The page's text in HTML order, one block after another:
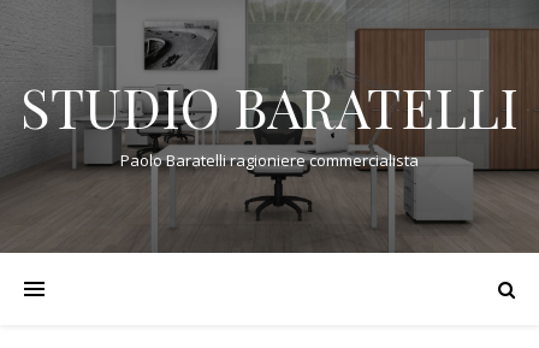
STUDIO BARATELLI
Paolo Baratelli ragioniere commercialista